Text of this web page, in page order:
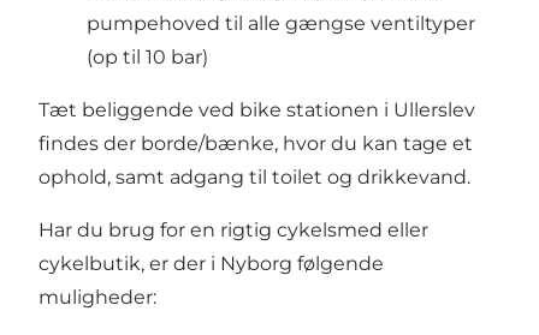
pumpehoved til alle gængse ventiltyper
(op til 10 bar)
Tæt beliggende ved bike stationen i Ullerslev
findes der borde/bænke, hvor du kan tage et
ophold, samt adgang til toilet og drikkevand.
Har du brug for en rigtig cykelsmed eller
cykelbutik, er der i Nyborg følgende
muligheder: